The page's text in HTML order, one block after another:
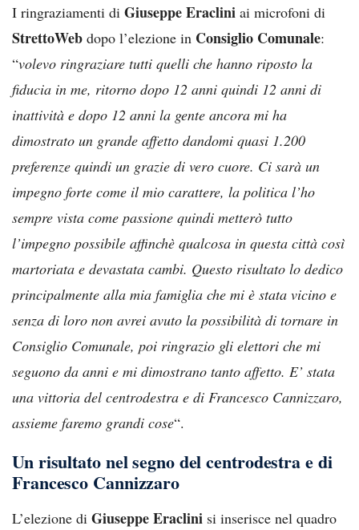
I ringraziamenti di Giuseppe Eraclini ai microfoni di
StrettoWeb dopo l’elezione in Consiglio Comunale:
“volevo ringraziare tutti quelli che hanno riposto la
fiducia in me, ritorno dopo 12 anni quindi 12 anni di
inattività e dopo 12 anni la gente ancora mi ha
dimostrato un grande affetto dandomi quasi 1.200
preferenze quindi un grazie di vero cuore. Ci sarà un
impegno forte come il mio carattere, la politica l’ho
sempre vista come passione quindi metterò tutto
l’impegno possibile affinchè qualcosa in questa città così
martoriata e devastata cambi. Questo risultato lo dedico
principalmente alla mia famiglia che mi è stata vicino e
senza di loro non avrei avuto la possibilità di tornare in
Consiglio Comunale, poi ringrazio gli elettori che mi
seguono da anni e mi dimostrano tanto affetto. E’ stata
una vittoria del centrodestra e di Francesco Cannizzaro,
assieme faremo grandi cose“.
Un risultato nel segno del centrodestra e di
Francesco Cannizzaro
L’elezione di Giuseppe Eraclini si inserisce nel quadro